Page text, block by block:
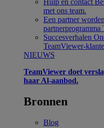
Hulp en contact
met ons team.
Een partner worden
partnerprogramma
Succesverhalen
TeamViewer-
NIEUWS
TeamViewer doet
haar Al-aanbod.
Bronnen
Blog